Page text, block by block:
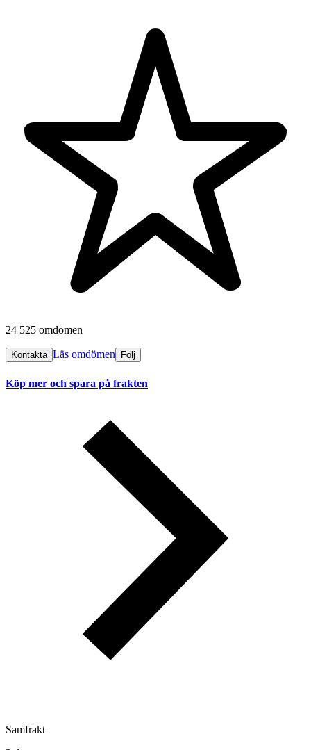
24 525 omdömen
Kontakta Läs omdömen Följ
Köp mer och spara på frakten
Samfrakt